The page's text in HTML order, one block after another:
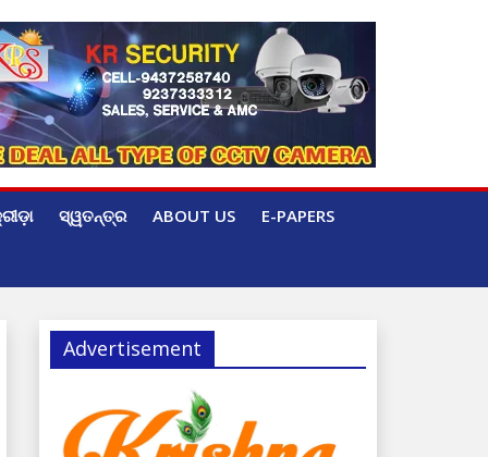
ସ୍ୱତନ୍ତ୍ର ABOUT US E-PAPERS
Advertisement